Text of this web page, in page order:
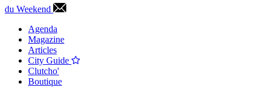
du Weekend
Agenda
Magazine
Articles
City Guide
Clutcho'
Boutique